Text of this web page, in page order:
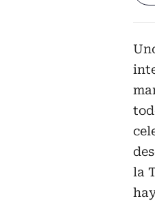
la